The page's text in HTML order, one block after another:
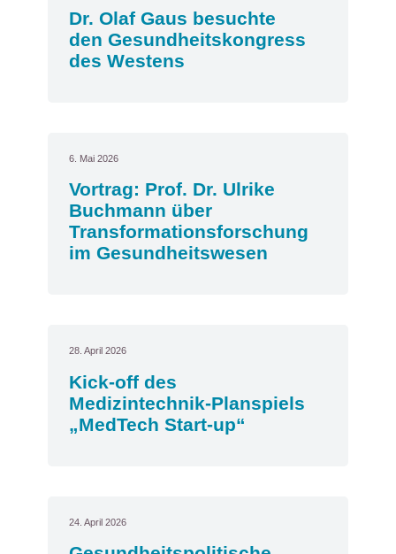
Dr. Olaf Gaus besuchte
den Gesundheitskongress
des Westens
6. Mai 2026
Vortrag: Prof. Dr. Ulrike
Buchmann über
Transformationsforschung
im Gesundheitswesen
28. April 2026
Kick-off des
Medizintechnik-Planspiels
„MedTech Start-up“
24. April 2026